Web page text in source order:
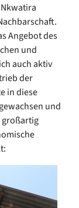
Angebot des
und
auch aktiv
der
in diese
und
großartig